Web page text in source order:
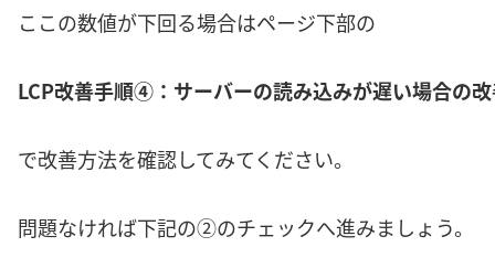
ここの数値が下回る場合はページ下部の
LCP改善手順④：サーバーの読み込みが遅い場合の
で改善方法を確認してみてください。
問題なければ下記の②のチェックへ進みましょう。